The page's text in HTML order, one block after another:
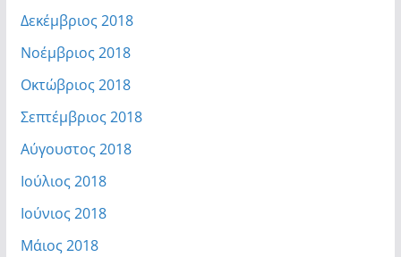
Δεκέμβριος 2018
Νοέμβριος 2018
Οκτώβριος 2018
Σεπτέμβριος 2018
Αύγουστος 2018
Ιούλιος 2018
Ιούνιος 2018
Μάιος 2018